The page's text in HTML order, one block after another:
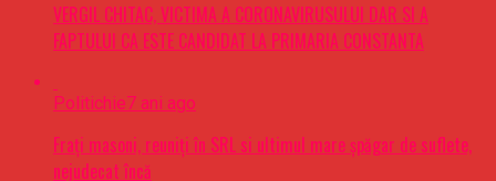
VERGIL CHITAC, VICTIMA A CORONAVIRUSULUI DAR SI A
FAPTULUI CA ESTE CANDIDAT LA PRIMARIA CONSTANTA
Politichie7 ani ago
Frați masoni, reuniți în SRL si ultimul mare șpăgar de suflete,
nejudecat încă